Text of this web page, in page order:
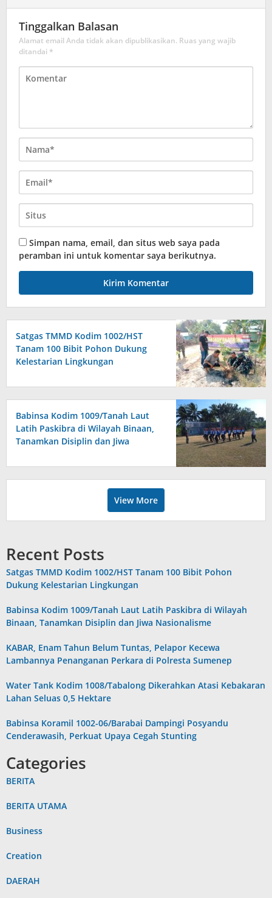
Tinggalkan Balasan
Alamat email Anda tidak akan dipublikasikan. Ruas yang wajib
ditandai *
Simpan nama, email, dan situs web saya pada
peramban ini untuk komentar saya berikutnya.
Satgas TMMD Kodim 1002/HST
Tanam 100 Bibit Pohon Dukung
Kelestarian Lingkungan
Babinsa Kodim 1009/Tanah Laut
Latih Paskibra di Wilayah Binaan,
Tanamkan Disiplin dan Jiwa
View More
Recent Posts
Satgas TMMD Kodim 1002/HST Tanam 100 Bibit Pohon
Dukung Kelestarian Lingkungan
Babinsa Kodim 1009/Tanah Laut Latih Paskibra di Wilayah
Binaan, Tanamkan Disiplin dan Jiwa Nasionalisme
KABAR, Enam Tahun Belum Tuntas, Pelapor Kecewa
Lambannya Penanganan Perkara di Polresta Sumenep
Water Tank Kodim 1008/Tabalong Dikerahkan Atasi Kebakaran
Lahan Seluas 0,5 Hektare
Babinsa Koramil 1002-06/Barabai Dampingi Posyandu
Cenderawasih, Perkuat Upaya Cegah Stunting
Categories
BERITA
BERITA UTAMA
Business
Creation
DAERAH